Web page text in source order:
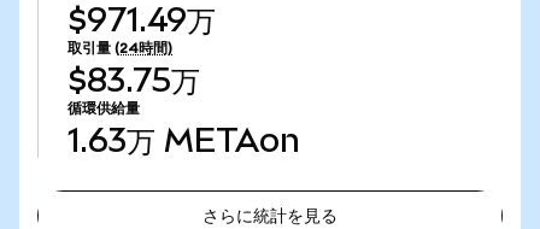
$971.49万
取引量 (24時間)
$83.75万
循環供給量
1.63万 METAon
さらに統計を見る